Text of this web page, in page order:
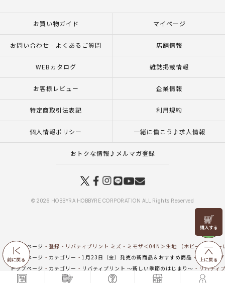
前に戻る
リリヤン
フェア
上に戻る
お買い物ガイド マイページ
お問い合わせ - よくあるご質問 店舗情報
WEBカタログ 雑誌掲載情報
お客様レビュー 企業情報
特定商取引法表記 利用規約
個人情報ポリシー 一緒に働こう♪求人情報
おトクな情報♪メルマガ登録
© 2026 HOBBYRA HOBBYRE CORPORATION ALL Rights Reserved
トップページ 登録
リバティプリント ミズ・ミモザ＜04N＞生地 （ホビーラホビ
トップページ
カテゴリー 1月23日（金）発売の新商品＆おすすめ商品 リバティ
トップページ
カテゴリー リバティプリント ～新しい季節のはじまり～
リバティ
トップページ
特集一覧 mimosa ～やさしさ、風とともに～ リバティプリント